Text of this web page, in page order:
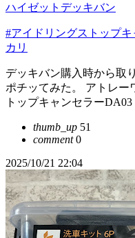
ハイゼットデッキバン
#アイドリングストップ
カリ
デッキバン購入時から取
ポチッてみた。 アトレー
トップキャンセラーDA03
thumb_up 51
comment0
2025/10/21 22:04